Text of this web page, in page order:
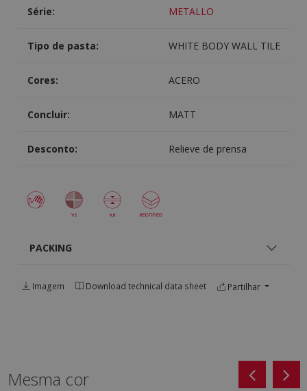
Série: METALLO
Tipo de pasta: WHITE BODY WALL TILE
Cores: ACERO
Concluir: MATT
Desconto: Relieve de prensa
PACKING
Imagem Download technical data sheet Partilhar
Mesma cor